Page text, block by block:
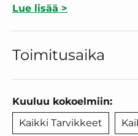
Lue lisää >
Toimitusaika
Kuuluu kokoelmiin:
Kaikki Tarvikkeet